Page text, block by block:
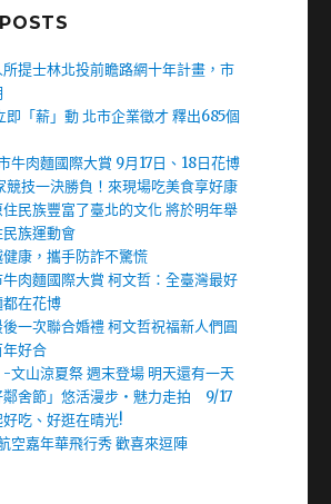
提士林北投前瞻路網十年計畫，市
即「薪」動 北市企業徵才 釋出685個
牛肉麵國際大賞 9月17日、18日花博
競技一決勝負！來現場吃美食享好康
民族豐富了臺北的文化 將於明年舉
族運動會
康，攜手防詐不驚慌
肉麵國際大賞 柯文哲：全臺灣最好
在花博
一次聯合婚禮 柯文哲祝福新人們圓
年好合
-文山涼夏祭 週末登場 明天還有一天
鄰舍節」悠活漫步‧魅力走拍 9/17
吃、好逛在晴光!
空嘉年華飛行秀 歡喜來逗陣